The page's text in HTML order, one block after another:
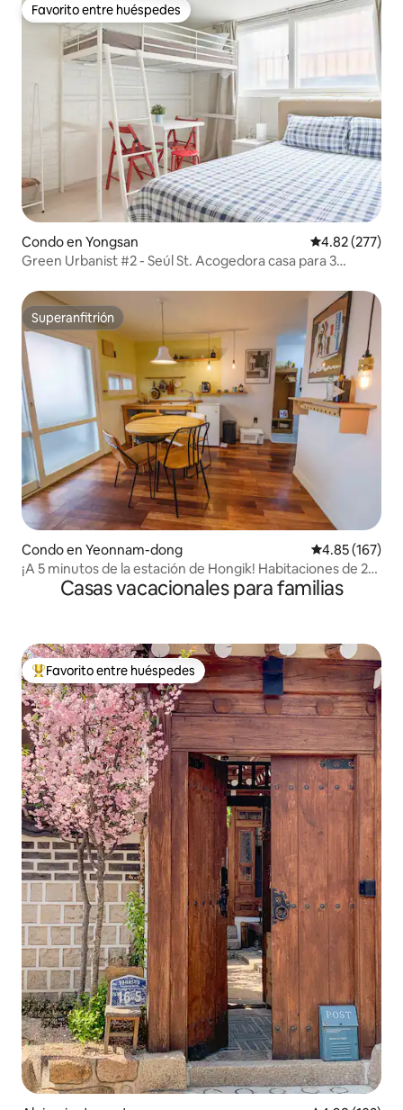
Favorito entre huéspedes
Favorito entre huéspedes
Condo en Yongsan Calificación
4.82 (277)
Green Urbanist #2 - Seúl St. Acogedora casa para 3
Superanfitrión
Superanfitrión
Condo en Yeonnam-dong Calificación
4.85 (167)
¡A 5 minutos de la estación de Hongik! Habitaciones de 2
camas.Casas vacacionales para familias
Favorito entre huéspedes preferido
Favorito entre huéspedes